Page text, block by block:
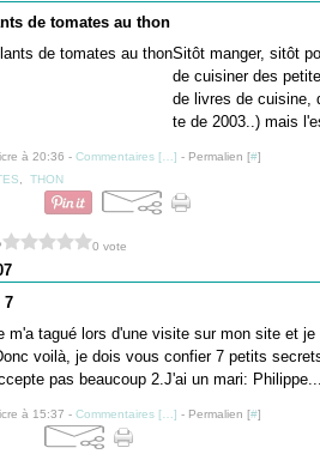
de tomates au thon
Sitôt manger, sitôt
de cuisiner des
de livres de cuisine,
te de 2003..) mais
à 20:36 - Commentaires [… ] - Permalien [#]
THON
0 vote
7
m'a tagué lors d'une visite sur mon site et
voilà, je dois vous confier 7 petits
pas beaucoup 2.J'ai un mari: Philippe...
à 15:37 - Commentaires [… ] - Permalien [#]